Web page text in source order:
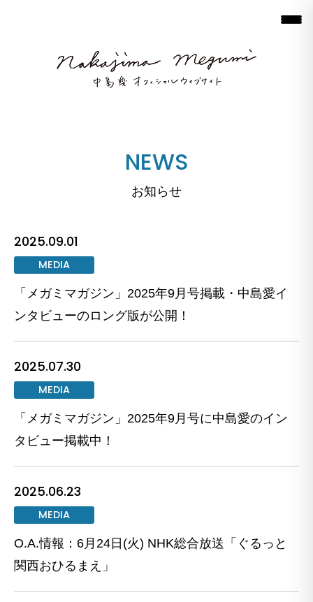
NEWS
お知らせ
2025.09.01
MEDIA
「メガミマガジン」2025年9月号掲載・中島愛イ
ンタビューのロング版が公開！
2025.07.30
MEDIA
「メガミマガジン」2025年9月号に中島愛のイン
タビュー掲載中！
2025.06.23
MEDIA
O.A.情報：6月24日(火) NHK総合放送「ぐるっと
関西おひるまえ」